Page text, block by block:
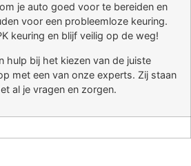
je auto goed voor te bereiden en
voor een probleemloze keuring.
keuring en blijf veilig op de weg!
hulp bij het kiezen van de juiste
met een van onze experts. Zij staan
al je vragen en zorgen.